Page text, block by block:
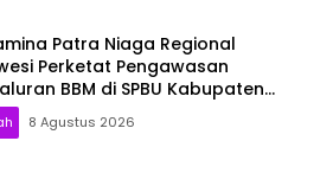
Patra Niaga Regional
Perketat Pengawasan
BBM di SPBU Kabupaten
Utara
8 Agustus 2026